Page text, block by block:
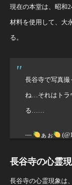
現在の本堂は、昭和
材料を使用して、大
る。
長谷寺で写真撮
ね…それはトラ
る……
— ぁぉ
長谷寺の心霊
長谷寺の心霊現象は、